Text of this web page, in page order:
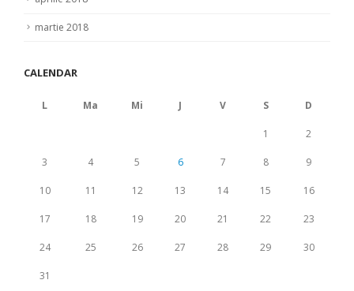
martie 2018
CALENDAR
L Ma Mi J V S D
1 2
3 4 5 6 7 8 9
10 11 12 13 14 15 16
17 18 19 20 21 22 23
24 25 26 27 28 29 30
31